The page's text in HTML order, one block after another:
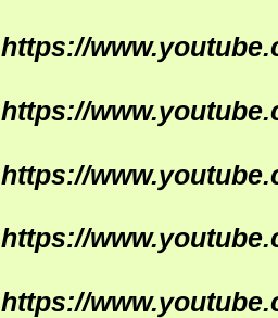
https://
https://
https://
https://
https://